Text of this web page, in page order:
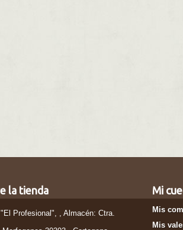
la tienda
Profesional", , Almacén: Ctra.
Mi
Mis
Mis